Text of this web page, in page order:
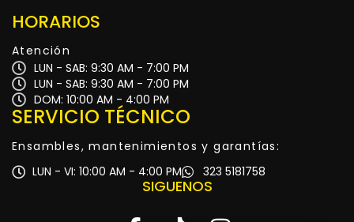
HORARIOS
Atención
LUN - SAB: 9:30 AM - 7:00 PM
LUN - SAB: 9:30 AM - 7:00 PM
DOM: 10:00 AM - 4:00 PM
SERVICIO TÉCNICO
Ensambles, mantenimientos y garantías:
LUN - VI: 10:00 AM - 4:00 PM
323 5181758
SIGUENOS